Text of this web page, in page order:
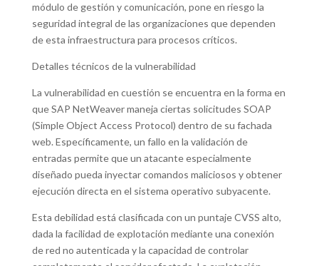
módulo de gestión y comunicación, pone en riesgo la
seguridad integral de las organizaciones que dependen
de esta infraestructura para procesos críticos.
Detalles técnicos de la vulnerabilidad
La vulnerabilidad en cuestión se encuentra en la forma en
que SAP NetWeaver maneja ciertas solicitudes SOAP
(Simple Object Access Protocol) dentro de su fachada
web. Específicamente, un fallo en la validación de
entradas permite que un atacante especialmente
diseñado pueda inyectar comandos maliciosos y obtener
ejecución directa en el sistema operativo subyacente.
Esta debilidad está clasificada con un puntaje CVSS alto,
dada la facilidad de explotación mediante una conexión
de red no autenticada y la capacidad de controlar